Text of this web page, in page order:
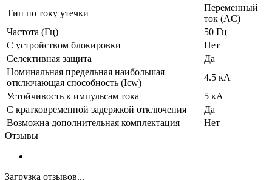
Тип по току утечки
Переменный
ток (AC)
Частота (Гц)
50 Гц
С устройством блокировки
Нет
Селективная защита
Да
Номинальная предельная наибольшая
отключающая способность (Icw)
4.5 кА
Устойчивость к импульсам тока
5 кА
С кратковременной задержкой отключения
Да
Возможна дополнительная комплектация
Нет
Отзывы
Загрузка отзывов...